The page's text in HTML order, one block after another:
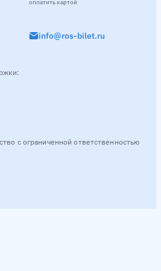
с ограниченной ответственностью
info@ros-bilet.ru
оплатить картой